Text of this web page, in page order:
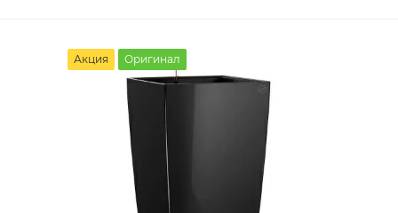
Акция Оригинал